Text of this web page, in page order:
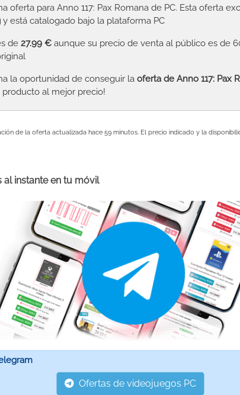
oferta para Anno 117: Pax Romana de PC. Esta oferta
y está catalogado bajo la plataforma PC
de 27.99 € aunque su precio de venta al público es de
la oportunidad de conseguir la oferta de Anno 117: Pax
producto al mejor precio!
de la oferta actualizada hace 59 minutos. El precio indicado y la
al instante en tu móvil
Ofertas de videojuegos PC